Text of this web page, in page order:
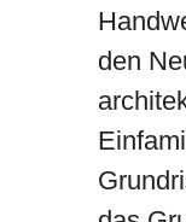
den